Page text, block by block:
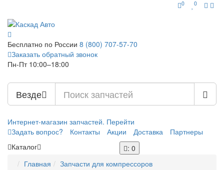
0 0
Бесплатно по России 8 (800) 707-57-70
Заказать обратный звонок
Пн-Пт 10:00–18:00
Везде
Интернет-магазин запчастей. Перейти
Задать вопрос?
Контакты Акции Доставка
Партнеры
Каталог
: 0
Главная
Запчасти для компрессоров